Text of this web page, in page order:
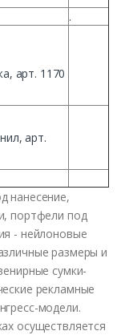
.
арт. 1170
арт.
нанесение,
, портфели под
- нейлоновые
размеры и
сумки-
рекламные
модели.
осуществляется